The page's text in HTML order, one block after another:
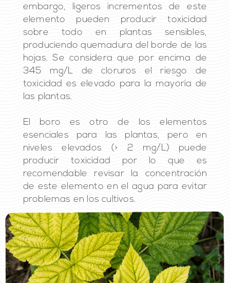
embargo, ligeros incrementos de este
elemento pueden producir toxicidad
sobre todo en plantas sensibles,
produciendo quemadura del borde de las
hojas. Se considera que por encima de
345 mg/L de cloruros el riesgo de
toxicidad es elevado para la mayoría de
las plantas.
El boro es otro de los elementos
esenciales para las plantas, pero en
niveles elevados (> 2 mg/L) puede
producir toxicidad por lo que es
recomendable revisar la concentración
de este elemento en el agua para evitar
problemas en los cultivos.